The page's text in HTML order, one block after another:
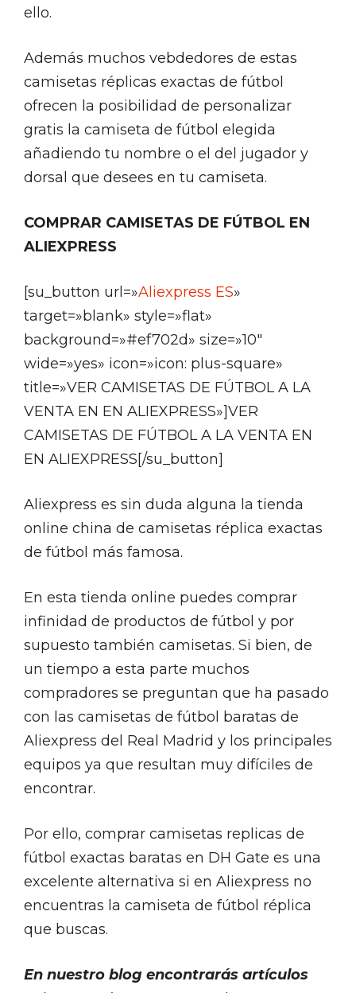
ello.
Además muchos vebdedores de estas
camisetas réplicas exactas de fútbol
ofrecen la posibilidad de personalizar
gratis la camiseta de fútbol elegida
añadiendo tu nombre o el del jugador y
dorsal que desees en tu camiseta.
COMPRAR CAMISETAS DE FÚTBOL EN
ALIEXPRESS
[su_button url=»Aliexpress ES»
target=»blank» style=»flat»
background=»#ef702d» size=»10″
wide=»yes» icon=»icon: plus-square»
title=»VER CAMISETAS DE FÚTBOL A LA
VENTA EN EN ALIEXPRESS»]VER
CAMISETAS DE FÚTBOL A LA VENTA EN
EN ALIEXPRESS[/su_button]
Aliexpress es sin duda alguna la tienda
online china de camisetas réplica exactas
de fútbol más famosa.
En esta tienda online puedes comprar
infinidad de productos de fútbol y por
supuesto también camisetas. Si bien, de
un tiempo a esta parte muchos
compradores se preguntan que ha pasado
con las camisetas de fútbol baratas de
Aliexpress del Real Madrid y los principales
equipos ya que resultan muy difíciles de
encontrar.
Por ello, comprar camisetas replicas de
fútbol exactas baratas en DH Gate es una
excelente alternativa si en Aliexpress no
encuentras la camiseta de fútbol réplica
que buscas.
En nuestro blog encontrarás artículos